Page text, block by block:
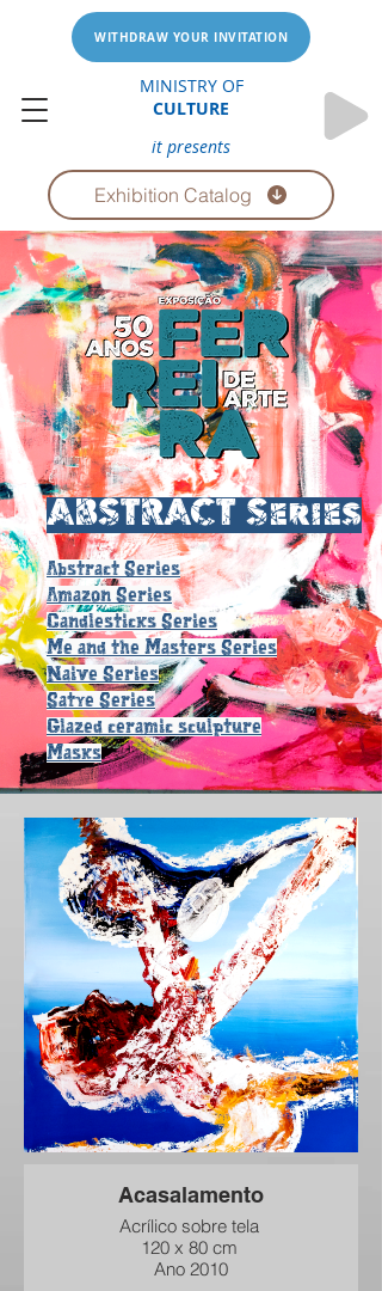
WITHDRAW YOUR INVITATION
Exhibition Catalog
MINISTRY OF
CULTURE
it presents
ABSTRACT Series
Abstract Series
Amazon Series
Candlesticks Series
Me and the Masters Series
Naive Series
Satye Series
Glazed ceramic sculpture
Masks
Acasalamento
Acrílico sobre tela
120 x 80 cm
Ano 2010